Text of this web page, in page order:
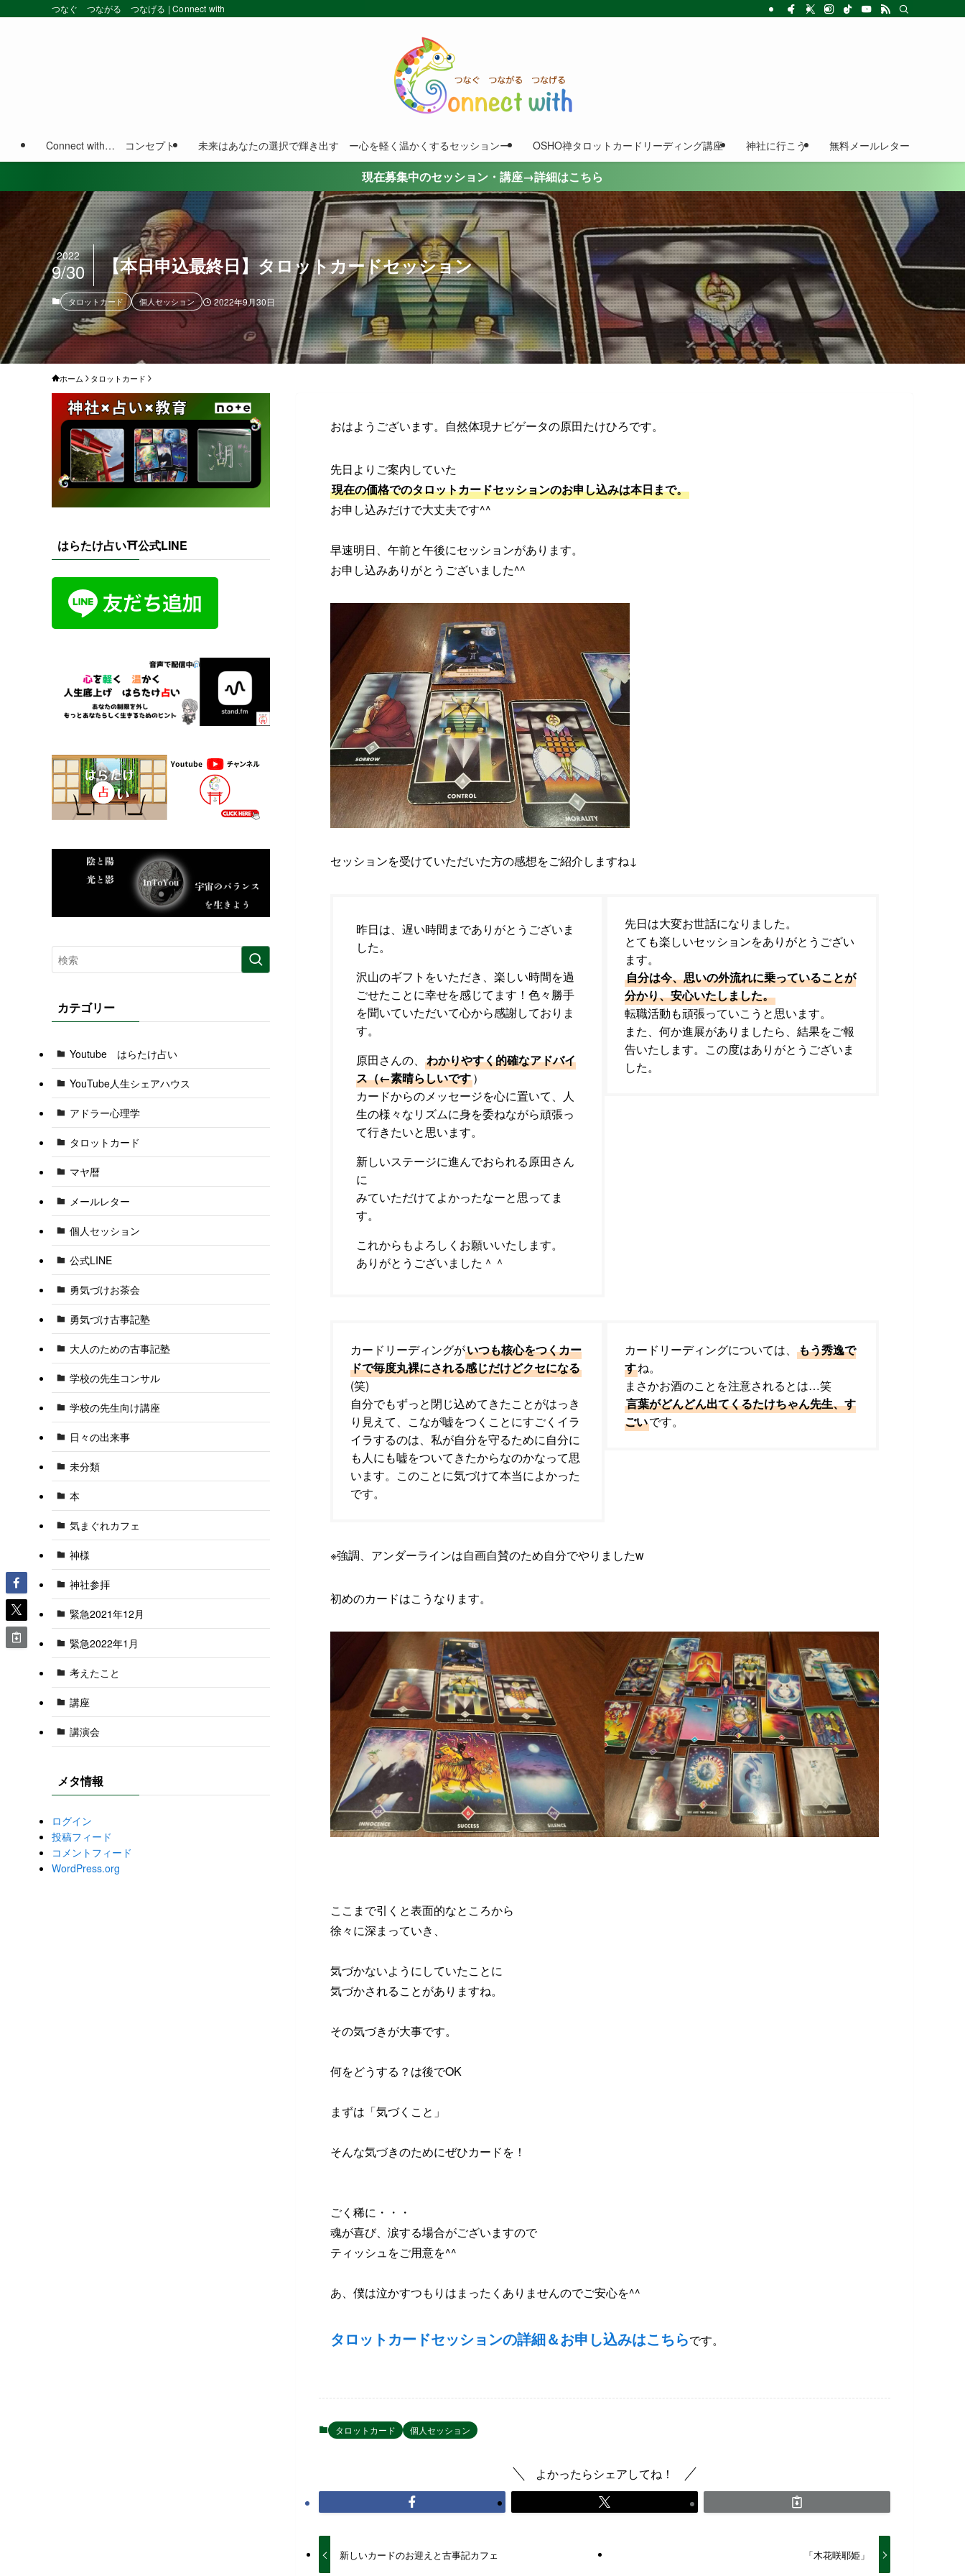
つなぐ つながる つなげる | Connect with
Connect with… コンセプト 未来はあなたの選択で輝き出す ー心を軽く温かくするセッションー OSHO禅タロットカードリーディング講座 神社に行こう 無料メールレター
現在募集中のセッション・講座→詳細はこちら
【本日申込最終日】タロットカードセッション
2022
9/30
タロットカード 個人セッション 2022年9月30日
ホーム タロットカード
おはようございます。自然体現ナビゲータの原田たけひろです。
先日よりご案内していた
現在の価格でのタロットカードセッションのお申し込みは本日まで。
お申し込みだけで大丈夫です^^
早速明日、午前と午後にセッションがあります。
お申し込みありがとうございました^^
セッションを受けていただいた方の感想をご紹介しますね↓
昨日は、遅い時間までありがとうございま
した。
沢山のギフトをいただき、楽しい時間を過
ごせたことに幸せを感じてます！色々勝手
を聞いていただいて心から感謝しておりま
す。
原田さんの、 わかりやすく的確なアドバイ
ス（←素晴らしいです）
カードからのメッセージを心に置いて、人
生の様々なリズムに身を委ねながら頑張っ
て行きたいと思います。
新しいステージに進んでおられる原田さん
に
みていただけてよかったなーと思ってま
す。
これからもよろしくお願いいたします。
ありがとうございました＾＾
先日は大変お世話になりました。
とても楽しいセッションをありがとうござい
ます。
自分は今、思いの外流れに乗っていることが
分かり、安心いたしました。
転職活動も頑張っていこうと思います。
また、何か進展がありましたら、結果をご報
告いたします。この度はありがとうございま
した。
カードリーディングがいつも核心をつくカー
ドで毎度丸裸にされる感じだけどクセになる
(笑)
自分でもずっと閉じ込めてきたことがはっき
り見えて、こなが嘘をつくことにすごくイラ
イラするのは、私が自分を守るために自分に
も人にも嘘をついてきたからなのかなって思
います。このことに気づけて本当によかった
です。
カードリーディングについては、 もう秀逸で
すね。
まさかお酒のことを注意されるとは…笑
言葉がどんどん出てくるたけちゃん先生、す
ごいです。
※強調、アンダーラインは自画自賛のため自分でやりましたw
初めのカードはこうなります。
ここまで引くと表面的なところから
徐々に深まっていき、
気づかないようにしていたことに
気づかされることがありますね。
その気づきが大事です。
何をどうする？は後でOK
まずは「気づくこと」
そんな気づきのためにぜひカードを！
ごく稀に・・・
魂が喜び、涙する場合がございますので
ティッシュをご用意を^^
あ、僕は泣かすつもりはまったくありませんのでご安心を^^
タロットカードセッションの詳細＆お申し込みはこちらです。
タロットカード 個人セッション
よかったらシェアしてね！
新しいカードのお迎えと古事記カフェ 「木花咲耶姫」
はらたけ占い⛩️公式LINE
カテゴリー
Youtube はらたけ占い
YouTube人生シェアハウス
アドラー心理学
タロットカード
マヤ暦
メールレター
個人セッション
公式LINE
勇気づけお茶会
勇気づけ古事記塾
大人のための古事記塾
学校の先生コンサル
学校の先生向け講座
日々の出来事
未分類
本
気まぐれカフェ
神様
神社参拝
緊急2021年12月
緊急2022年1月
考えたこと
講座
講演会
メタ情報
ログイン
投稿フィード
コメントフィード
WordPress.org